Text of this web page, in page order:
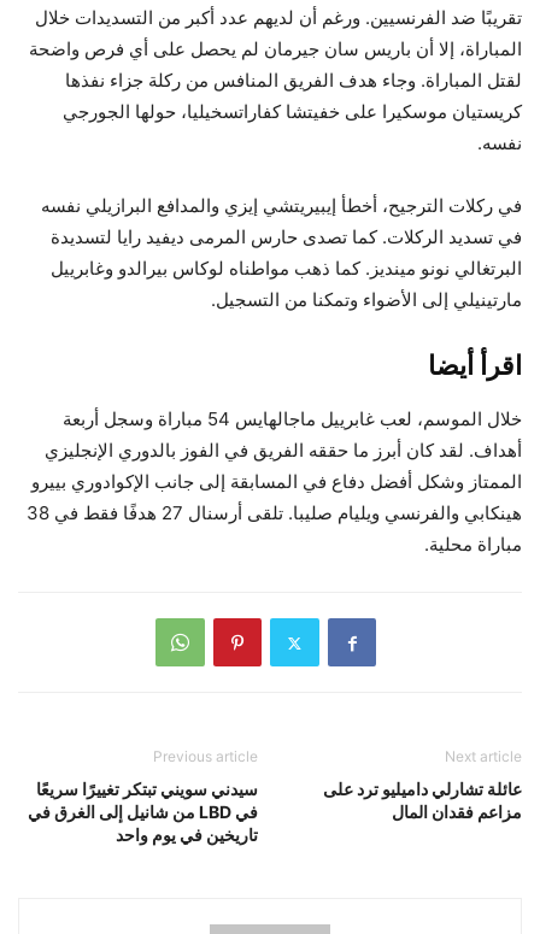
تقريبًا ضد الفرنسيين. ورغم أن لديهم عدد أكبر من التسديدات خلال
المباراة، إلا أن باريس سان جيرمان لم يحصل على أي فرص واضحة
لقتل المباراة. وجاء هدف الفريق المنافس من ركلة جزاء نفذها
كريستيان موسكيرا على خفيتشا كفاراتسخيليا، حولها الجورجي
نفسه.
في ركلات الترجيح، أخطأ إيبيريتشي إيزي والمدافع البرازيلي نفسه
في تسديد الركلات. كما تصدى حارس المرمى ديفيد رايا لتسديدة
البرتغالي نونو مينديز. كما ذهب مواطناه لوكاس بيرالدو وغابرييل
مارتينيلي إلى الأضواء وتمكنا من التسجيل.
اقرأ أيضا
خلال الموسم، لعب غابرييل ماجالهايس 54 مباراة وسجل أربعة
أهداف. لقد كان أبرز ما حققه الفريق في الفوز بالدوري الإنجليزي
الممتاز وشكل أفضل دفاع في المسابقة إلى جانب الإكوادوري بييرو
هينكابي والفرنسي ويليام صليبا. تلقى أرسنال 27 هدفًا فقط في 38
مباراة محلية.
Previous article
سيدني سويني تبتكر تغييرًا سريعًا
في LBD من شانيل إلى الغرق في
تاريخين في يوم واحد
Next article
عائلة تشارلي داميليو ترد على
مزاعم فقدان المال